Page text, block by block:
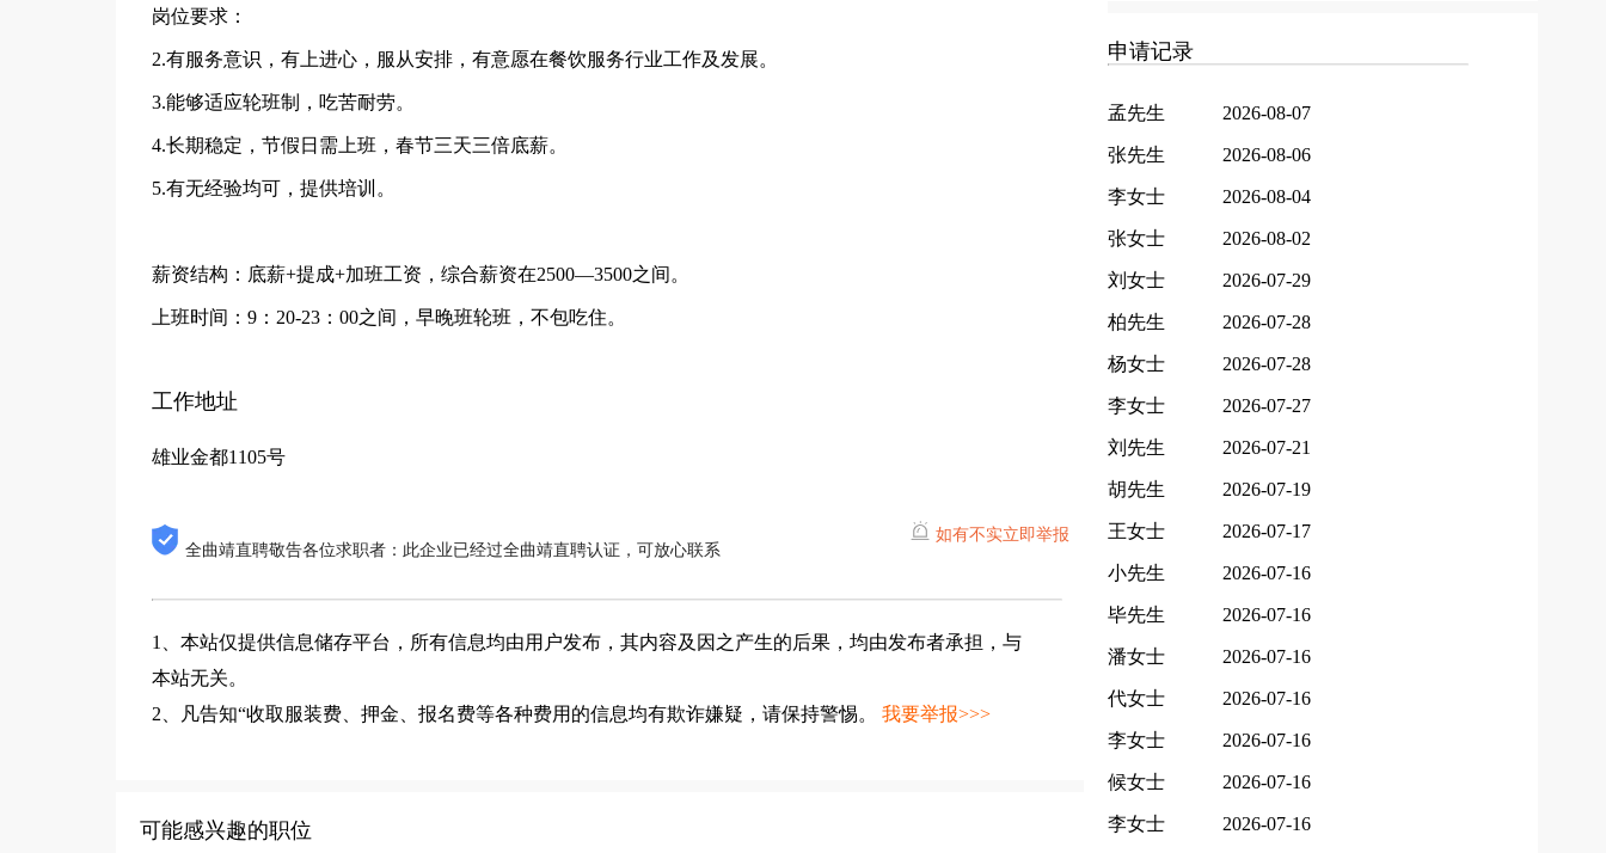
岗位要求：
2.有服务意识，有上进心，服从安排，有意愿在餐饮服务行业工作及发展。
3.能够适应轮班制，吃苦耐劳。
4.长期稳定，节假日需上班，春节三天三倍底薪。
5.有无经验均可，提供培训。
薪资结构：底薪+提成+加班工资，综合薪资在2500—3500之间。
上班时间：9：20-23：00之间，早晚班轮班，不包吃住。
工作地址
雄业金都1105号
全曲靖直聘敬告各位求职者：此企业已经过全曲靖直聘认证，可放心联系
如有不实立即举报
1、本站仅提供信息储存平台，所有信息均由用户发布，其内容及因之产生的后果，均由发布者承担，与
本站无关。
2、凡告知“收取服装费、押金、报名费等各种费用的信息均有欺诈嫌疑，请保持警惕。 我要举报>>>
可能感兴趣的职位
申请记录
孟先生 2026-08-07
张先生 2026-08-06
李女士 2026-08-04
张女士 2026-08-02
刘女士 2026-07-29
柏先生 2026-07-28
杨女士 2026-07-28
李女士 2026-07-27
刘先生 2026-07-21
胡先生 2026-07-19
王女士 2026-07-17
小先生 2026-07-16
毕先生 2026-07-16
潘女士 2026-07-16
代女士 2026-07-16
李女士 2026-07-16
候女士 2026-07-16
李女士 2026-07-16